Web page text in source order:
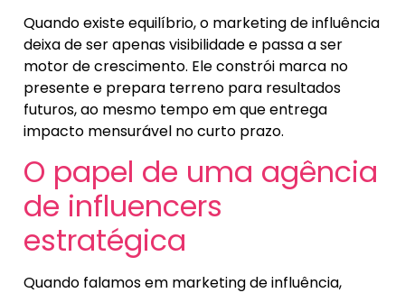
Quando existe equilíbrio, o marketing de influência
deixa de ser apenas visibilidade e passa a ser
motor de crescimento. Ele constrói marca no
presente e prepara terreno para resultados
futuros, ao mesmo tempo em que entrega
impacto mensurável no curto prazo.
O papel de uma agência
de influencers
estratégica
Quando falamos em marketing de influência,